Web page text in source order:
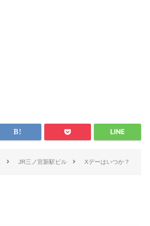
JR三ノ宮新駅ビル Xデーはいつか？